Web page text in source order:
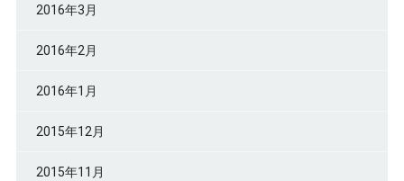
2016年3月
2016年2月
2016年1月
2015年12月
2015年11月